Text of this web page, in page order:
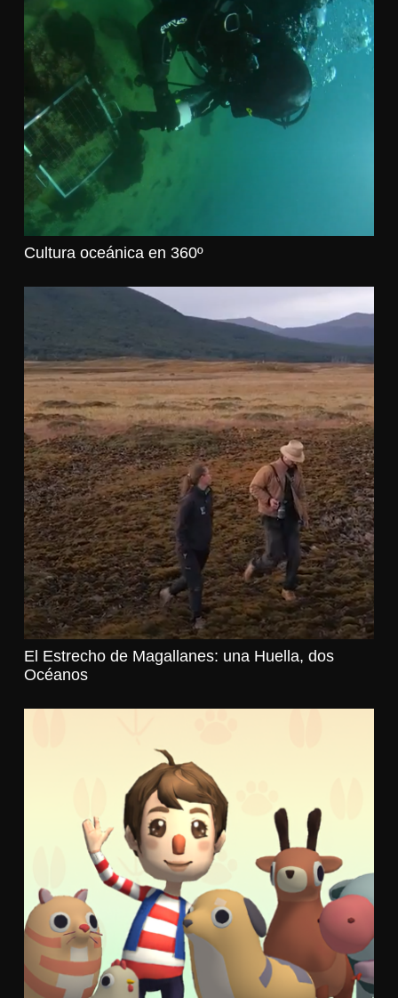
Cultura oceánica en 360º
El Estrecho de Magallanes: una Huella, dos
Océanos